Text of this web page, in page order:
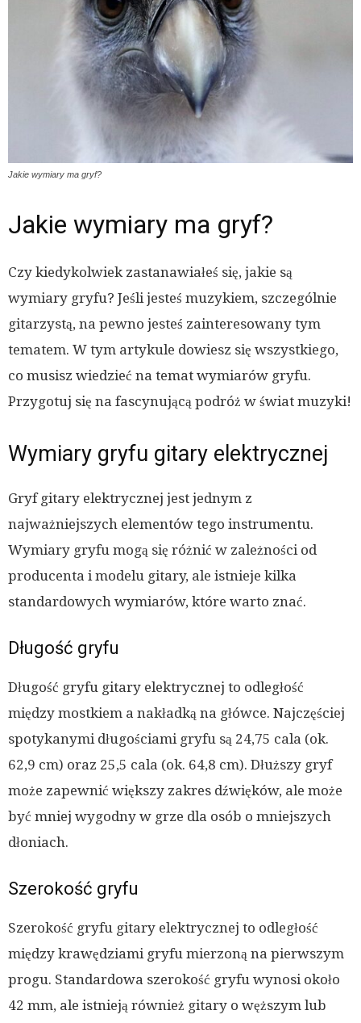
Jakie wymiary ma gryf?
Jakie wymiary ma gryf?
Czy kiedykolwiek zastanawiałeś się, jakie są
wymiary gryfu? Jeśli jesteś muzykiem, szczególnie
gitarzystą, na pewno jesteś zainteresowany tym
tematem. W tym artykule dowiesz się wszystkiego,
co musisz wiedzieć na temat wymiarów gryfu.
Przygotuj się na fascynującą podróż w świat muzyki!
Wymiary gryfu gitary elektrycznej
Gryf gitary elektrycznej jest jednym z
najważniejszych elementów tego instrumentu.
Wymiary gryfu mogą się różnić w zależności od
producenta i modelu gitary, ale istnieje kilka
standardowych wymiarów, które warto znać.
Długość gryfu
Długość gryfu gitary elektrycznej to odległość
między mostkiem a nakładką na główce. Najczęściej
spotykanymi długościami gryfu są 24,75 cala (ok.
62,9 cm) oraz 25,5 cala (ok. 64,8 cm). Dłuższy gryf
może zapewnić większy zakres dźwięków, ale może
być mniej wygodny w grze dla osób o mniejszych
dłoniach.
Szerokość gryfu
Szerokość gryfu gitary elektrycznej to odległość
między krawędziami gryfu mierzoną na pierwszym
progu. Standardowa szerokość gryfu wynosi około
42 mm, ale istnieją również gitary o węższym lub